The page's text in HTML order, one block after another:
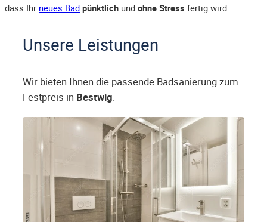
dass Ihr neues Bad pünktlich und ohne Stress fertig wird.
Unsere Leistungen
Wir bieten Ihnen die passende Badsanierung zum
Festpreis in Bestwig.